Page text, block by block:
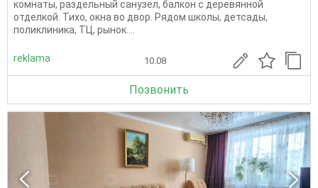
комнаты, раздельный санузел, балкон с деревянной
отделкой. Тихо, окна во двор. Рядом школы, детсады,
поликлиника, ТЦ, рынок....
reklama 10.08
Позвонить